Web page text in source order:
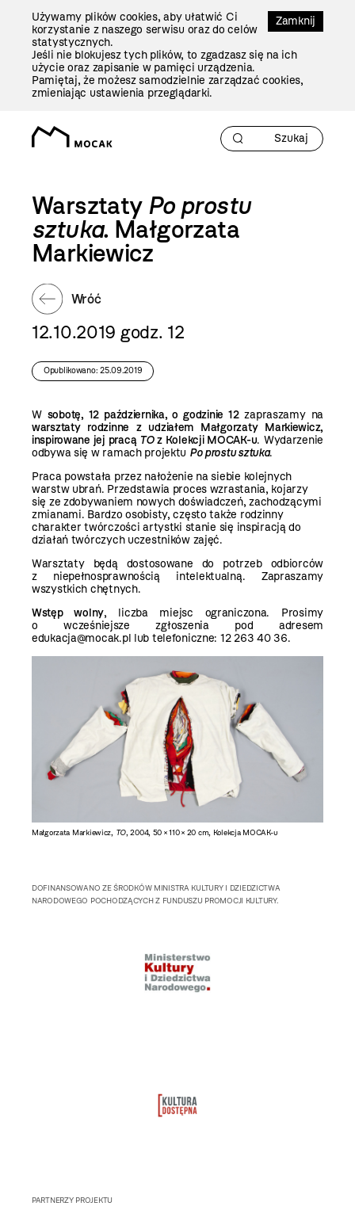
Zamknij
Używamy plików cookies, aby ułatwić Ci
korzystanie z naszego serwisu oraz do celów
statystycznych.
Jeśli nie blokujesz tych plików, to zgadzasz się na ich
użycie oraz zapisanie w pamięci urządzenia.
Pamiętaj, że możesz samodzielnie zarządzać cookies,
zmieniając ustawienia przeglądarki.
Warsztaty Po prostu
sztuka. Małgorzata
Markiewicz
Wróć
12.10.2019 godz. 12
Opublikowano: 25.09.2019
W sobotę, 12 października, o godzinie 12zapraszamy na
warsztaty rodzinne z udziałem Małgorzaty Markiewicz,
inspirowane jej pracą TOz Kolekcji MOCAK-u. Wydarzenie
odbywa się w ramach projektu Po prostu sztuka.
Praca powstała przez nałożenie na siebie kolejnych
warstw ubrań. Przedstawia proces wzrastania, kojarzy
się ze zdobywaniem nowych doświadczeń, zachodzącymi
zmianami. Bardzo osobisty, często także rodzinny
charakter twórczości artystki stanie się inspiracją do
działań twórczych uczestników zajęć.
Warsztaty będą dostosowane do potrzeb odbiorców
z niepełnosprawnością intelektualną. Zapraszamy
wszystkich chętnych.
Wstęp wolny, liczba miejsc ograniczona. Prosimy
o wcześniejsze zgłoszenia pod adresem
edukacja@mocak.pl lub telefoniczne: 12 263 40 36.
Małgorzata Markiewicz, TO, 2004, 50 × 110 × 20 cm, Kolekcja MOCAK-u
DOFINANSOWANO ZE ŚRODKÓW MINISTRA KULTURY I DZIEDZICTWA
NARODOWEGO POCHODZĄCYCH Z FUNDUSZU PROMOCJI KULTURY.
PARTNERZY PROJEKTU